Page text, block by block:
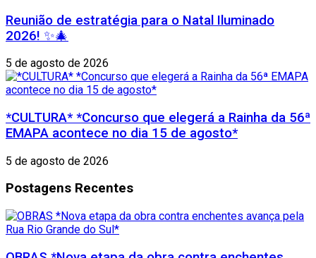
Reunião de estratégia para o Natal Iluminado
2026! ✨🎄
5 de agosto de 2026
*CULTURA* *Concurso que elegerá a Rainha da 56ª
EMAPA acontece no dia 15 de agosto*
5 de agosto de 2026
Postagens Recentes